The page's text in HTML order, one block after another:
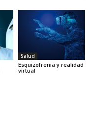
Salud
Esquizofrenia y realidad
virtual